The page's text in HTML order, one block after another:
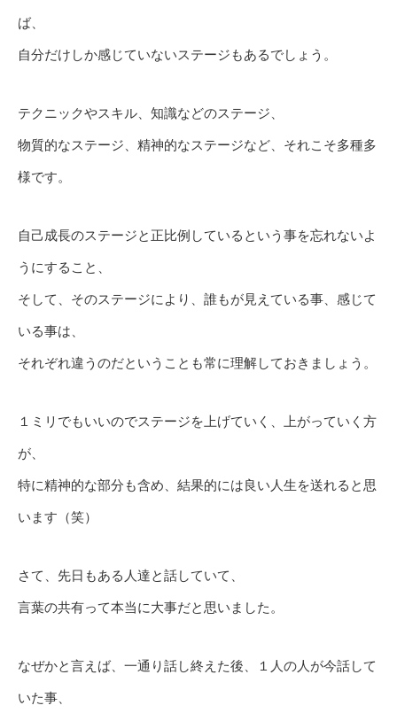
ば、
自分だけしか感じていないステージもあるでしょう。
テクニックやスキル、知識などのステージ、
物質的なステージ、精神的なステージなど、それこそ多種多
様です。
自己成長のステージと正比例しているという事を忘れないよ
うにすること、
そして、そのステージにより、誰もが見えている事、感じて
いる事は、
それぞれ違うのだということも常に理解しておきましょう。
１ミリでもいいのでステージを上げていく、上がっていく方
が、
特に精神的な部分も含め、結果的には良い人生を送れると思
います（笑）
さて、先日もある人達と話していて、
言葉の共有って本当に大事だと思いました。
なぜかと言えば、一通り話し終えた後、１人の人が今話して
いた事、